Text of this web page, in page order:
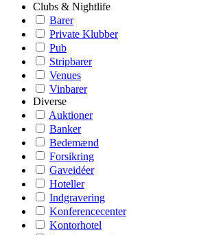
Clubs & Nightlife
Barer
Private Klubber
Pub
Stripbarer
Venues
Vinbarer
Diverse
Auktioner
Banker
Bedemænd
Forsikring
Gaveidéer
Hoteller
Indgravering
Konferencecenter
Kontorhotel